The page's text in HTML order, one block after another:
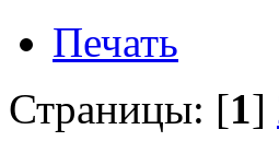
Печать
Страницы: [1]